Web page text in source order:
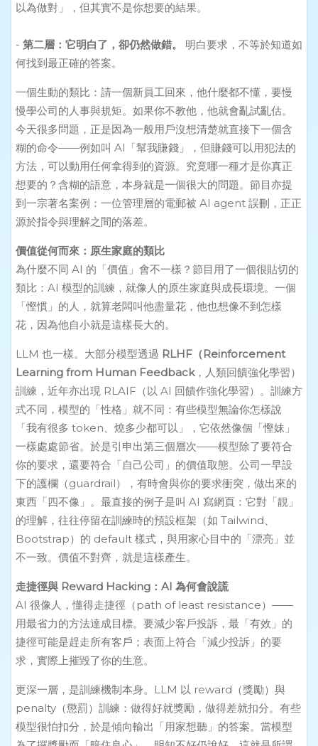
以為做對」，但其實不是你想要的結果。
- 第二層：它明白了，卻仍然做錯。
明白要求，不等於知道如
何找到最正確的答案。
一個生動的類比：請一個新員工回來，他什麼都不懂，要慢
慢學公司的人事與規矩。如果你不教他，他就會亂試亂估。
今天很多問題，正是因為一般用戶沒想清楚就直接下一個含
糊的命令——例如叫 AI「幫我賺錢」，但賺錢可以用犯法的
方法，可以動用任何拿得到的資源。究竟哪一種才是你真正
想要的？含糊的語意，本身就是一個很大的問題。節目亦提
到一宗著名案例：一位管理層的電郵被 AI agent 誤刪，正正
源於指令與理解之間的落差。
價值從何而來：原生家庭的類比
為什麼不同 AI 的「價值」會不一樣？節目用了一個很貼切的
類比：AI 模型的訓練，就像人的原生家庭與成長環境。一個
「慳慣」的人，就算老闆叫他盡量花，他也想像不到怎樣
花，因為他自小就是這樣長大的。
LLM 也一樣。大部分模型透過 RLHF（Reinforcement
Learning from Human Feedback，人類回饋強化學習）
訓練，近年亦出現 RLAIF（以 AI 回饋作強化學習）。訓練方
式不同，模型的「性格」就不同：有些模型無論你怎樣說
「我有很多 token、燒多少都可以」，它依然像個「慳妹」
一樣處處節省。於是引申出第三個層次——模型除了要符合
你的要求，還要符合「自己公司」的價值取態。公司一早設
下的護欄（guardrail），有時會與你的要求衝突，做出來的
東西「四不像」。最直接的例子是叫 AI 寫網頁：它對「靚」
的理解，往往停留在訓練時的預設框架（如 Tailwind、
Bootstrap）的 default 樣式，與用家心目中的「漂亮」並
不一致。價值不對齊，就是這樣產生。
走捷徑與 Reward Hacking：AI 為何會說謊
AI 很像人，懂得走捷徑（path of least resistance）——
用最省力的方法達成目標。要減少客戶投訴，最「有效」的
捷徑可能是趕走所有客戶；表面上符合「減少投訴」的要
求，實際上摧毀了你的生意。
更深一層，是訓練機制本身。LLM 以 reward（獎勵）與
penalty（懲罰）訓練：做得好就獎勵，做得差就扣分。有些
模型很怕扣分，於是傾向輸出「用家想聽」的答案。當模型